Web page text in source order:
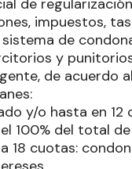
de
impuestos,
de
y
de acuerdo
y/o hasta en 12
100% del total
a 18 cuotas: